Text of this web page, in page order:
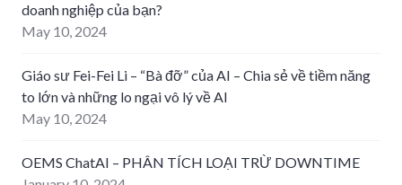
doanh nghiệp của bạn?
May 10, 2024
Giáo sư Fei-Fei Li – “Bà đỡ” của AI – Chia sẻ về tiềm năng
to lớn và những lo ngại vô lý về AI
May 10, 2024
OEMS ChatAI – PHÂN TÍCH LOẠI TRỪ DOWNTIME